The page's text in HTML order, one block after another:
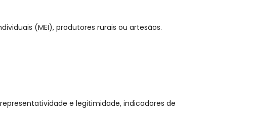
(MEI), produtores rurais ou artesãos.
e legitimidade, indicadores de